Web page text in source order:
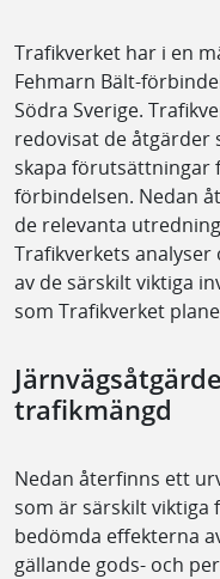
Trafikverket har i en
Fehmarn Bält-
Södra Sverige.
redovisat de åtgärder
skapa förutsättningar
förbindelsen. Nedan
de relevanta
Trafikverkets
av de särskilt viktiga
som Trafikverket
trafikmängd
Nedan återfinns ett
som är särskilt
bedömda effekterna
gällande gods- och